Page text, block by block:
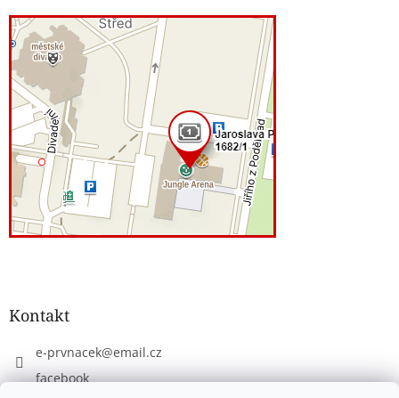
Kontakt
e-prvnacek@email.cz
facebook